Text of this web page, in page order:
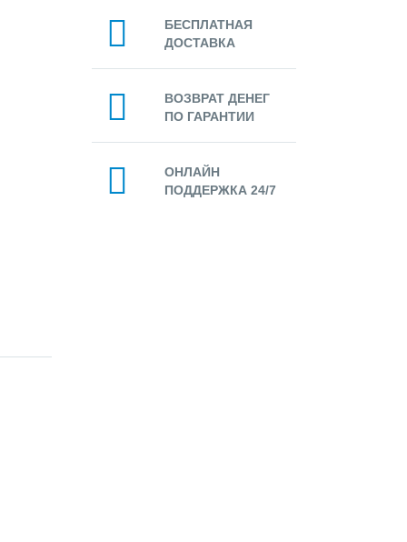
БЕСПЛАТНАЯ
ДОСТАВКА
ВОЗВРАТ ДЕНЕГ
ПО ГАРАНТИИ
ОНЛАЙН
ПОДДЕРЖКА 24/7